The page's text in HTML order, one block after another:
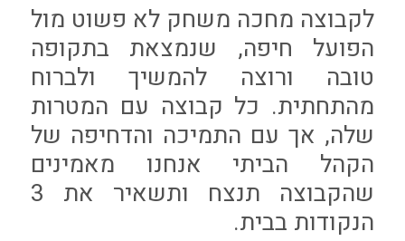
לקבוצה מחכה משחק לא פשוט מול
הפועל חיפה, שנמצאת בתקופה
טובה ורוצה להמשיך ולברוח
מהתחתית. כל קבוצה עם המטרות
שלה, אך עם התמיכה והדחיפה של
הקהל הביתי אנחנו מאמינים
שהקבוצה תנצח ותשאיר את 3
הנקודות בבית.